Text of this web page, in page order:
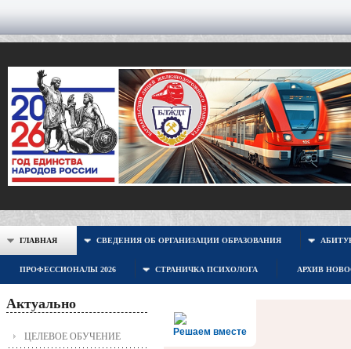
ГЛАВНАЯ СВЕДЕНИЯ ОБ ОРГАНИЗАЦИИ ОБРАЗОВАНИЯ
ПРОФЕССИОНАЛЫ 2026 СТРАНИЧКА ПСИХОЛОГА АРХИВ
Актуально
ЦЕЛЕВОЕ ОБУЧЕНИЕ Решаем вместе